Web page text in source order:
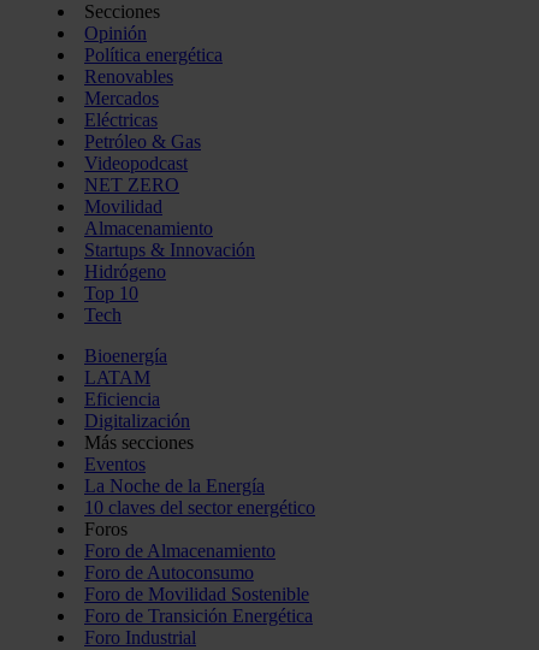
Secciones
Opinión
Política energética
Renovables
Mercados
Eléctricas
Petróleo & Gas
Videopodcast
NET ZERO
Movilidad
Almacenamiento
Startups & Innovación
Hidrógeno
Top 10
Tech
Bioenergía
LATAM
Eficiencia
Digitalización
Más secciones
Eventos
La Noche de la Energía
10 claves del sector energético
Foros
Foro de Almacenamiento
Foro de Autoconsumo
Foro de Movilidad Sostenible
Foro de Transición Energética
Foro Industrial